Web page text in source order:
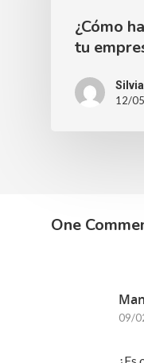
¿Cómo
tu
12/
One
09/